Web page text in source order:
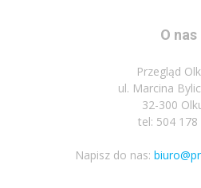
O nas
Przegląd
ul. Marcina
32-300
tel: 504 178
Napisz do nas: